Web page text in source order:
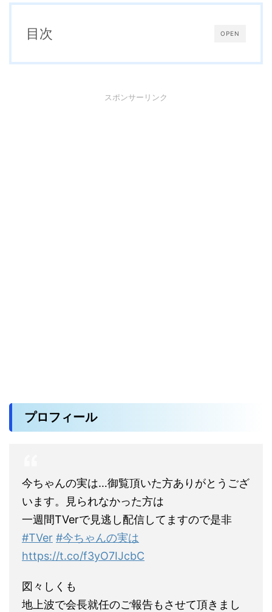
OPEN
目次
スポンサーリンク
プロフィール
今ちゃんの実は…御覧頂いた方ありがとうござ
います。見られなかった方は
一週間TVerで見逃し配信してますので是非
#TVer #今ちゃんの実は
https://t.co/f3yO7IJcbC
図々しくも
地上波で会長就任のご報告もさせて頂きまし